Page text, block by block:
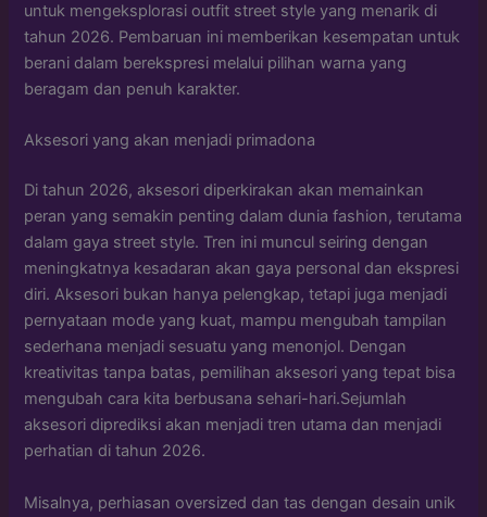
untuk mengeksplorasi outfit street style yang menarik di
tahun 2026. Pembaruan ini memberikan kesempatan untuk
berani dalam berekspresi melalui pilihan warna yang
beragam dan penuh karakter.
Aksesori yang akan menjadi primadona
Di tahun 2026, aksesori diperkirakan akan memainkan
peran yang semakin penting dalam dunia fashion, terutama
dalam gaya street style. Tren ini muncul seiring dengan
meningkatnya kesadaran akan gaya personal dan ekspresi
diri. Aksesori bukan hanya pelengkap, tetapi juga menjadi
pernyataan mode yang kuat, mampu mengubah tampilan
sederhana menjadi sesuatu yang menonjol. Dengan
kreativitas tanpa batas, pemilihan aksesori yang tepat bisa
mengubah cara kita berbusana sehari-hari.Sejumlah
aksesori diprediksi akan menjadi tren utama dan menjadi
perhatian di tahun 2026.
Misalnya, perhiasan oversized dan tas dengan desain unik